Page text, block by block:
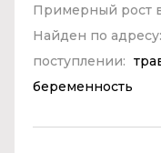
Примерный рост
Найден по адресу:
поступлении:
беременность